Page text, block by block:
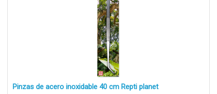
Pinzas de acero inoxidable 40 cm Repti planet